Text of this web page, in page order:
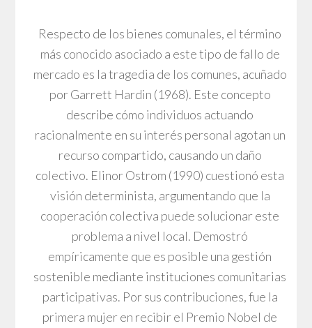
Respecto de los bienes comunales, el término
más conocido asociado a este tipo de fallo de
mercado es la tragedia de los comunes, acuñado
por Garrett Hardin (1968). Este concepto
describe cómo individuos actuando
racionalmente en su interés personal agotan un
recurso compartido, causando un daño
colectivo. Elinor Ostrom (1990) cuestionó esta
visión determinista, argumentando que la
cooperación colectiva puede solucionar este
problema a nivel local. Demostró
empíricamente que es posible una gestión
sostenible mediante instituciones comunitarias
participativas. Por sus contribuciones, fue la
primera mujer en recibir el Premio Nobel de